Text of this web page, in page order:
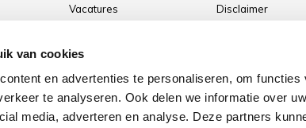
van cookies
en advertenties te personaliseren, om functies
te analyseren. Ook delen we informatie over
media, adverteren en analyse. Deze partners
Vacatures
Onze winkel
Disclaimer